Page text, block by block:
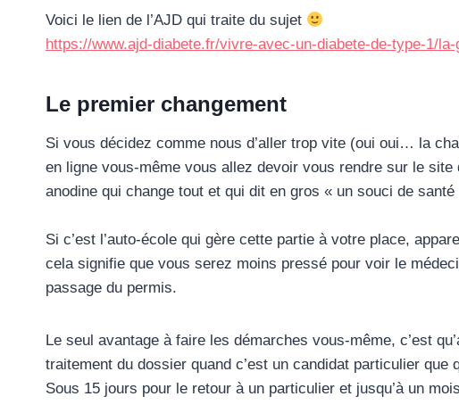
Voici le lien de l’AJD qui traite du sujet
https://www.ajd-diabete.fr/vivre-avec-un-diabete-de-type-1/
Le premier changement
Si vous décidez comme nous d’aller trop vite (oui oui… la
en ligne vous-même vous allez devoir vous rendre sur le
anodine qui change tout et qui dit en gros « un souci de
Si c’est l’auto-école qui gère cette partie à votre place,
cela signifie que vous serez moins pressé pour voir le
passage du permis.
Le seul avantage à faire les démarches vous-même, c’est
traitement du dossier quand c’est un candidat particulier que
Sous 15 jours pour le retour à un particulier et jusqu’à un